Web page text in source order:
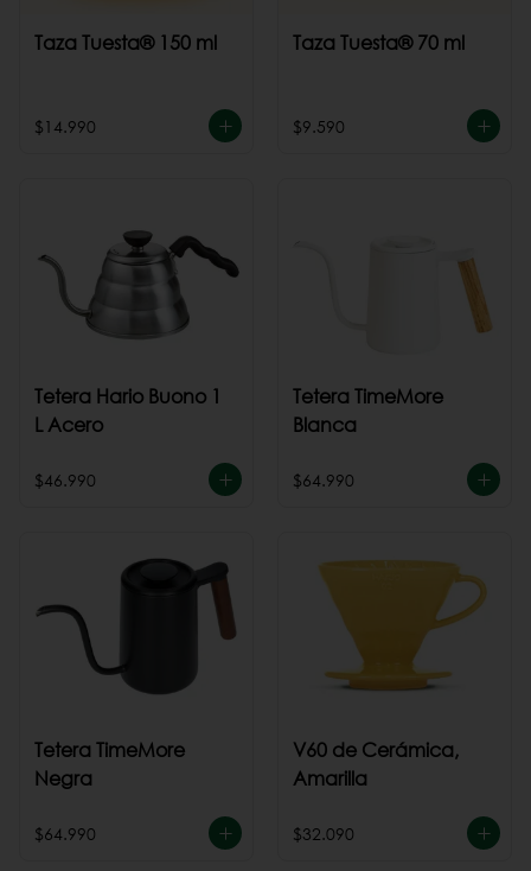
Taza Tuesta® 150 ml
$14.990
Taza Tuesta® 70 ml
$9.590
Tetera Hario Buono 1
L Acero
$46.990
Tetera TimeMore
Blanca
$64.990
Tetera TimeMore
Negra
$64.990
V60 de Cerámica,
Amarilla
$32.090